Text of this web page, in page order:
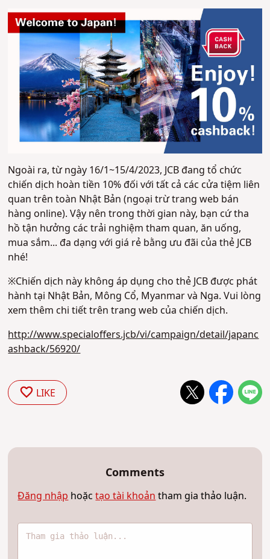
Ngoài ra, từ ngày 16/1~15/4/2023, JCB đang tổ chức
chiến dịch hoàn tiền 10% đối với tất cả các cửa tiệm liên
quan trên toàn Nhật Bản (ngoại trừ trang web bán
hàng online). Vậy nên trong thời gian này, bạn cứ tha
hồ tận hưởng các trải nghiệm tham quan, ăn uống,
mua sắm... đa dạng với giá rẻ bằng ưu đãi của thẻ JCB
nhé!
※Chiến dịch này không áp dụng cho thẻ JCB được phát
hành tại Nhật Bản, Mông Cổ, Myanmar và Nga. Vui lòng
xem thêm chi tiết trên trang web của chiến dịch.
http://www.specialoffers.jcb/vi/campaign/detail/japanc
ashback/56920/
LIKE
Comments
Đăng nhậphoặctạo tài khoảntham gia thảo luận.